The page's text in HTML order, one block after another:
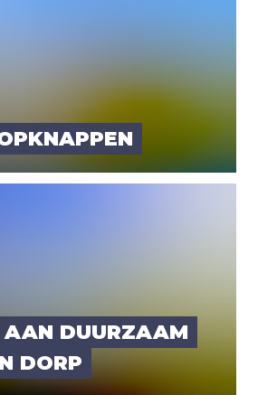
AAN DUUR­ZAAM
DORP